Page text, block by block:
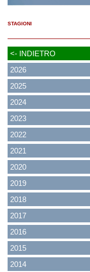
STAGIONI
<- INDIETRO
2026
2025
2024
2023
2022
2021
2020
2019
2018
2017
2016
2015
2014